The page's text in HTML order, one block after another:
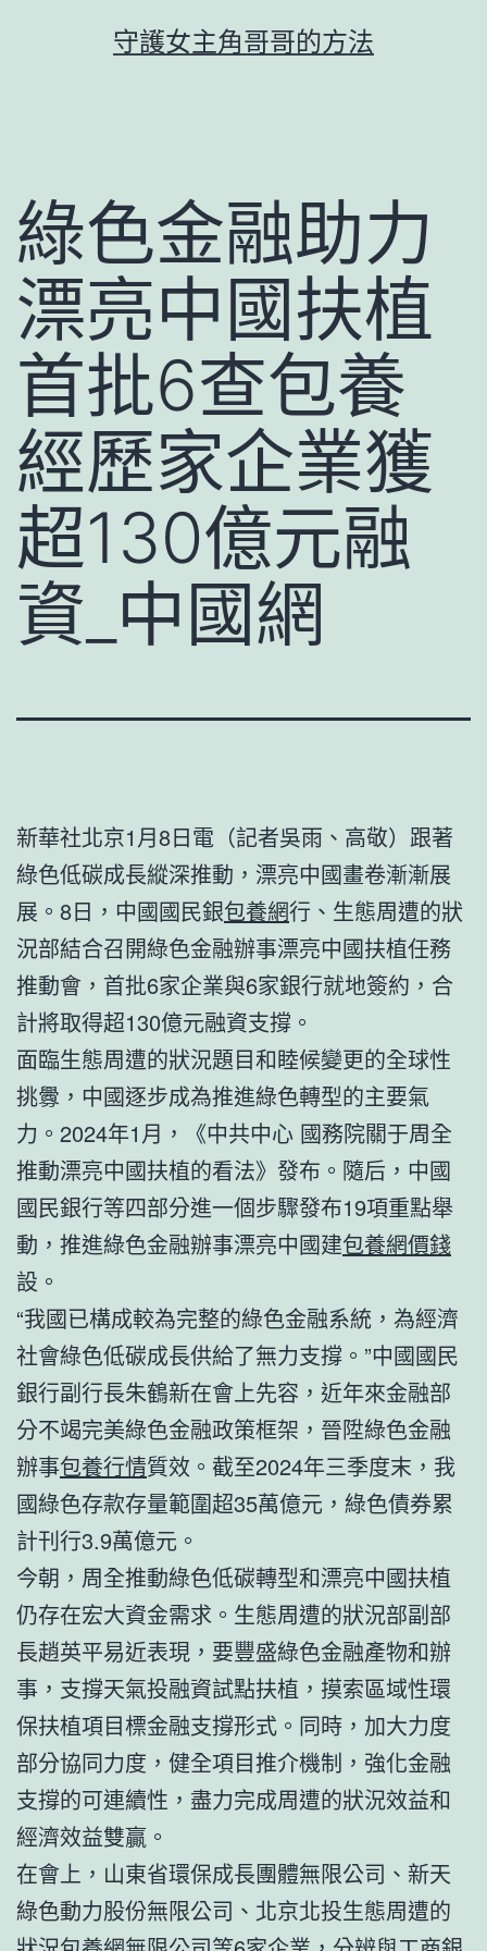
守護女主角哥哥的方法
綠色金融助力
漂亮中國扶植
首批6查包養
經歷家企業獲
超130億元融
資_中國網
新華社北京1月8日電（記者吳雨、高敬）跟著
綠色低碳成長縱深推動，漂亮中國畫卷漸漸展
展。8日，中國國民銀包養網行、生態周遭的狀
況部結合召開綠色金融辦事漂亮中國扶植任務
推動會，首批6家企業與6家銀行就地簽約，合
計將取得超130億元融資支撐。
面臨生態周遭的狀況題目和睦候變更的全球性
挑釁，中國逐步成為推進綠色轉型的主要氣
力。2024年1月，《中共中心 國務院關于周全
推動漂亮中國扶植的看法》發布。隨后，中國
國民銀行等四部分進一個步驟發布19項重點舉
動，推進綠色金融辦事漂亮中國建包養網價錢
設。
“我國已構成較為完整的綠色金融系統，為經濟
社會綠色低碳成長供給了無力支撐。”中國國民
銀行副行長朱鶴新在會上先容，近年來金融部
分不竭完美綠色金融政策框架，晉陞綠色金融
辦事包養行情質效。截至2024年三季度末，我
國綠色存款存量範圍超35萬億元，綠色債券累
計刊行3.9萬億元。
今朝，周全推動綠色低碳轉型和漂亮中國扶植
仍存在宏大資金需求。生態周遭的狀況部副部
長趙英平易近表現，要豐盛綠色金融產物和辦
事，支撐天氣投融資試點扶植，摸索區域性環
保扶植項目標金融支撐形式。同時，加大力度
部分協同力度，健全項目推介機制，強化金融
支撐的可連續性，盡力完成周遭的狀況效益和
經濟效益雙贏。
在會上，山東省環保成長團體無限公司、新天
綠色動力股份無限公司、北京北投生態周遭的